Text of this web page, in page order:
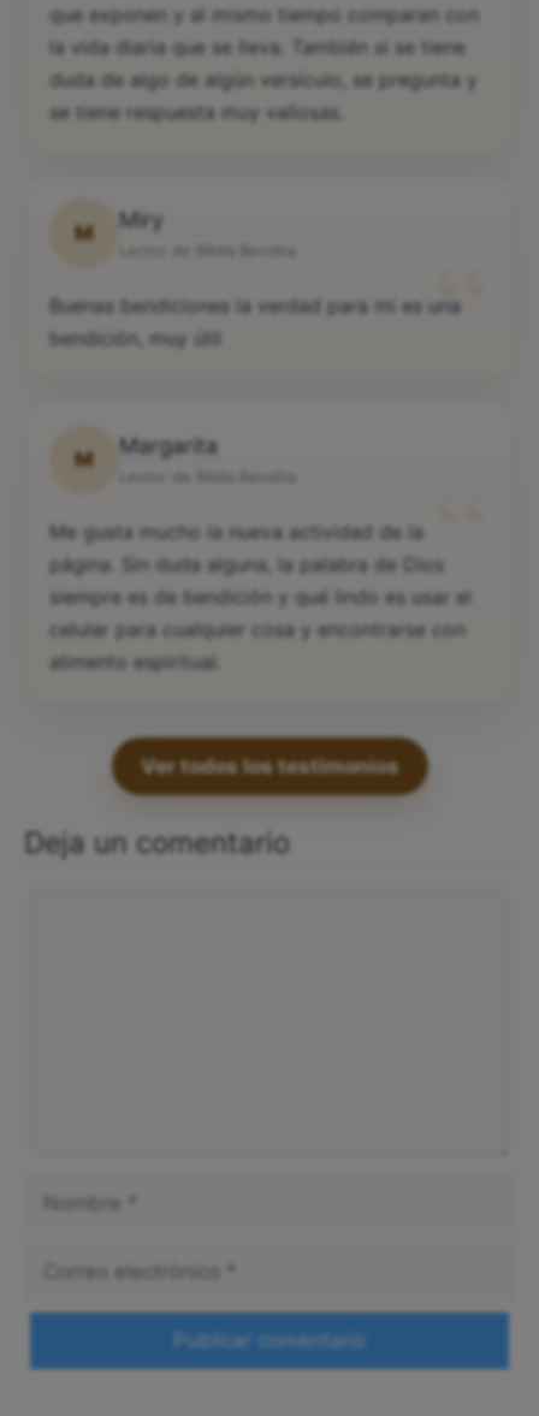
que exponen y al mismo tiempo comparan con
la vida diaria que se lleva. También si se tiene
duda de algo de algún versículo, se pregunta y
se tiene respuesta muy valiosas.
M
Miry
“
Buenas bendiciones la verdad para mi es una
bendición, muy útil
M
Margarita
“
Me gusta mucho la nueva actividad de la
página. Sin duda alguna, la palabra de Dios
siempre es de bendición y qué lindo es usar el
celular para cualquier cosa y encontrarse con
alimento espiritual.
Ver todos los testimonios
Deja un comentario